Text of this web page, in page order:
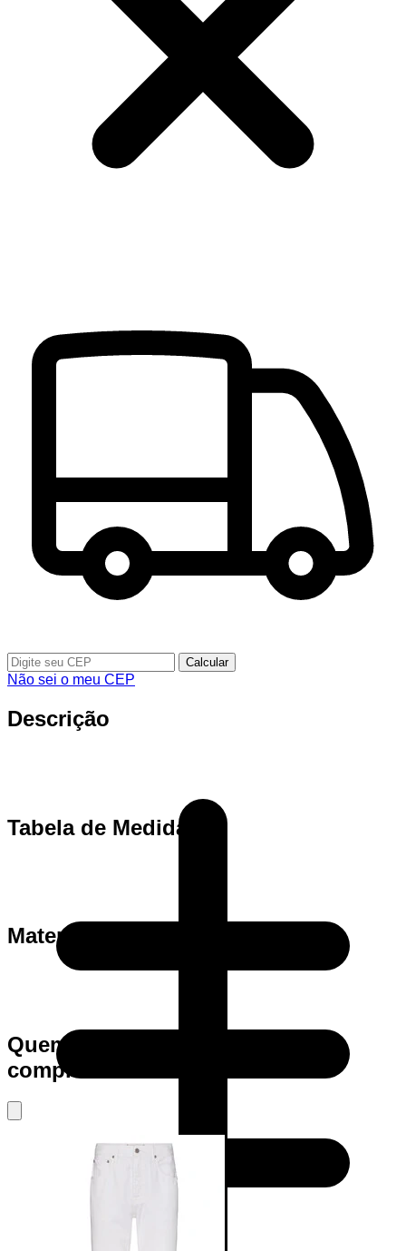
Calcular
Não sei o meu CEP
Descrição
Tabela de Medidas
Materia Prima
Quem viu este produto também
comprou